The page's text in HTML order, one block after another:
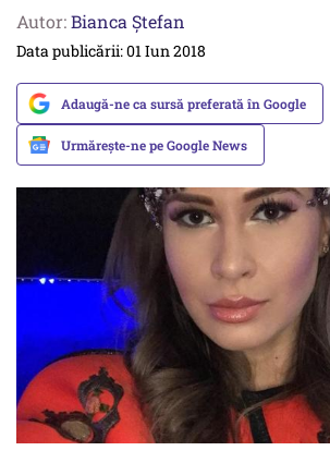
Autor:Bianca Ştefan
Data publicării: 01 Iun 2018
Adaugă-ne ca sursă preferată în Google
Urmărește-ne pe Google News